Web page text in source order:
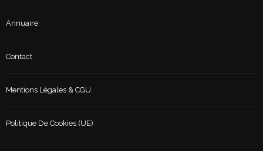
Annuaire
Contact
Mentions Légales & CGU
Politique De Cookies (UE)